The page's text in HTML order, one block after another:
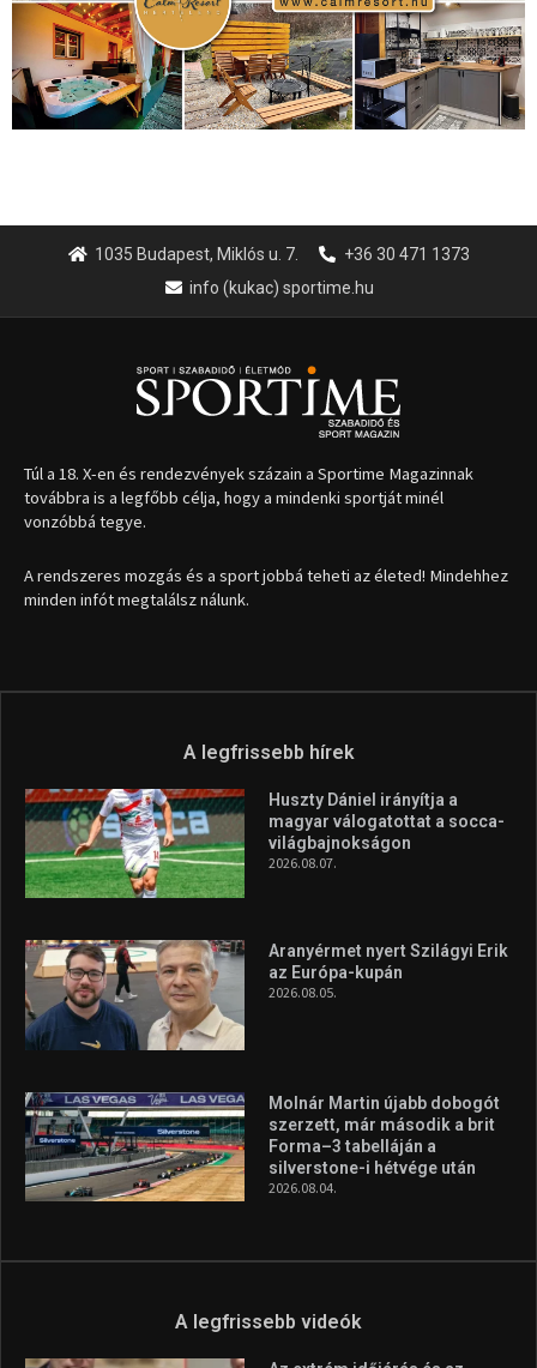
1035 Budapest, Miklós u. 7.
+36 30 471 1373
info (kukac) sportime.hu
Túl a 18. X-en és rendezvények százain a Sportime Magazinnak
továbbra is a legfőbb célja, hogy a mindenki sportját minél
vonzóbbá tegye.
A rendszeres mozgás és a sport jobbá teheti az életed! Mindehhez
minden infót megtalálsz nálunk.
A legfrissebb hírek
Huszty Dániel irányítja a
magyar válogatottat a socca-
világbajnokságon
2026.08.07.
Aranyérmet nyert Szilágyi Erik
az Európa-kupán
2026.08.05.
Molnár Martin újabb dobogót
szerzett, már második a brit
Forma–3 tabelláján a
silverstone-i hétvége után
2026.08.04.
A legfrissebb videók